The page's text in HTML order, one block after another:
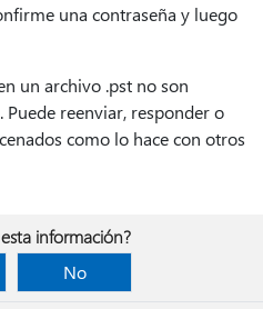
una contraseña y luego
un archivo .pst no son
reenviar, responder o
como lo hace con otros
información?
No